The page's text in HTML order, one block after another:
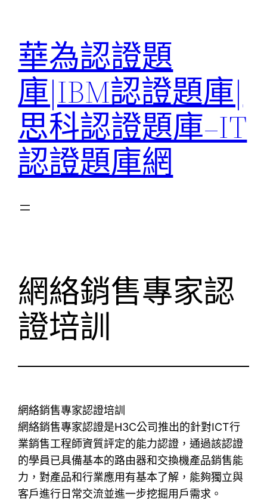
華為認證題
庫|IBM認證題庫|
思科認證題庫–IT
認證題庫網
網絡銷售專家認
證培訓
網絡銷售專家認證培訓
網絡銷售專家認證是H3C公司推出的針對ICT行
業銷售工程師資質評定的能力認證，通過該認證
的學員已具備基本的路由器和交換機產品銷售能
力，對產品和行業應用有基本了解，能夠獨立與
客戶進行日常交流並進一步挖掘用戶需求。